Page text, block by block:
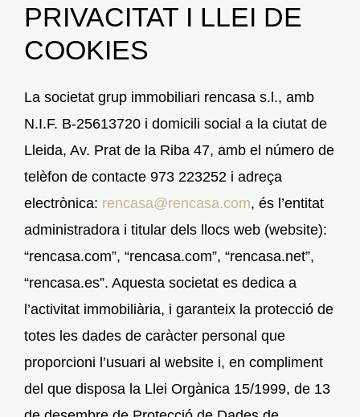
VENDRE
SERVEIS
CONEIX-NOS
NOTÍCIES I BLOG
CONTACTE
PERFIL
PRIVACITAT I LLEI DE
COOKIES
La societat grup immobiliari rencasa s.l., amb
N.I.F. B-25613720 i domicili social a la ciutat de
Lleida, Av. Prat de la Riba 47, amb el número de
telèfon de contacte 973 223252 i adreça
electrònica: rencasa@rencasa.com, és l’entitat
administradora i titular dels llocs web (website):
“rencasa.com”, “rencasa.com”, “rencasa.net”,
“rencasa.es”. Aquesta societat es dedica a
l’activitat immobiliària, i garanteix la protecció de
totes les dades de caràcter personal que
proporcioni l’usuari al website i, en compliment
del que disposa la Llei Orgànica 15/1999, de 13